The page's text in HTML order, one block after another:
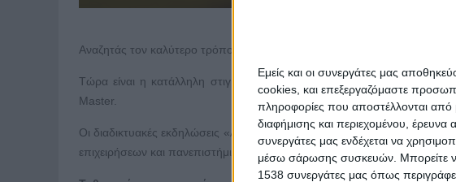
Εμείς και οι συνεργάτες μας
cookies, και επεξεργαζόμαστε
πληροφορίες που αποστέλλονται από
διαφήμισης και περιεχομένου,
συνεργάτες μας ενδέχεται να
μέσω σάρωσης συσκευών. Μπορείτε να
1538 συνεργάτες μας όπως
Αναζητάς τον καλύτερο τρόπο να επεκτείνεις την καριέρα σου; Θέλεις να
Τώρα είναι η κατάλληλη στιγμή να ανακαλύψεις τις ευκαιρίες που
Master.
Οι διαδικτυακές εκδηλώσεις «Access MBA και Masters» σου
επιχειρήσεων και πανεπιστήμια σε ΗΠΑ, Ευρώπη και Ασία πάντα από την